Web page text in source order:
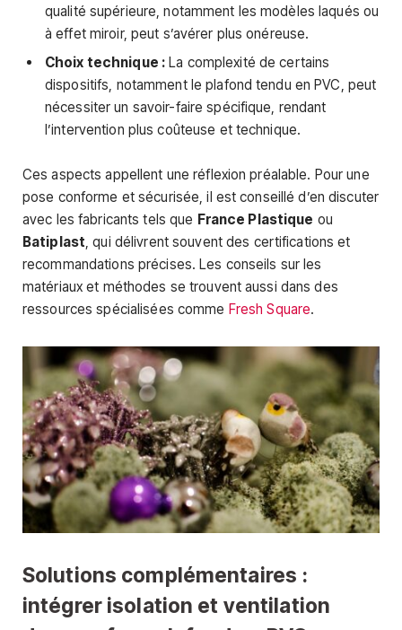
qualité supérieure, notamment les modèles laqués ou
à effet miroir, peut s’avérer plus onéreuse.
Choix technique : La complexité de certains
dispositifs, notamment le plafond tendu en PVC, peut
nécessiter un savoir-faire spécifique, rendant
l’intervention plus coûteuse et technique.
Ces aspects appellent une réflexion préalable. Pour une
pose conforme et sécurisée, il est conseillé d’en discuter
avec les fabricants tels que France Plastique ou
Batiplast, qui délivrent souvent des certifications et
recommandations précises. Les conseils sur les
matériaux et méthodes se trouvent aussi dans des
ressources spécialisées comme Fresh Square.
Solutions complémentaires :
intégrer isolation et ventilation